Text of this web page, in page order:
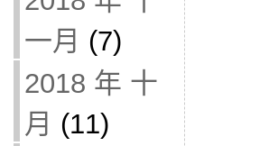
一月 (7)
2018 年 十
月 (11)